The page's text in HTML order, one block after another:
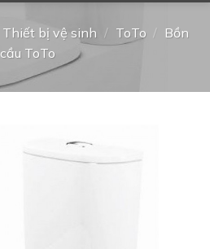
Thiết bị vệ sinh / ToTo / Bồn
cầu ToTo